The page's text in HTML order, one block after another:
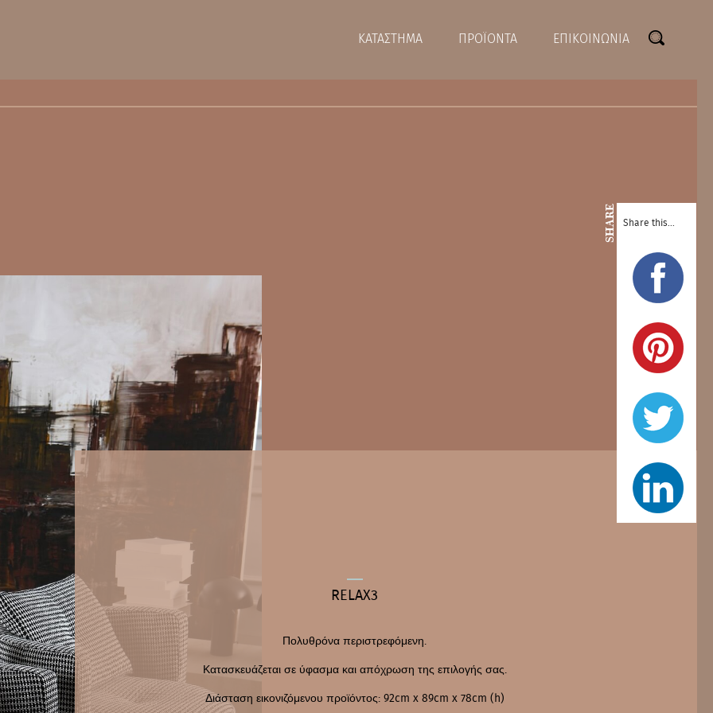
ΚΑΤΑΣΤΗΜΑ ΠΡΟΪΟΝΤΑ ΕΠΙΚΟΙΝΩΝΙΑ
SHARE Share this...
RELAX3
Πολυθρόνα περιστρεφόμενη.
Κατασκευάζεται σε ύφασμα και απόχρωση της επιλογής σας.
Διάσταση εικονιζόμενου προϊόντος: 92cm x 89cm x 78cm (h)